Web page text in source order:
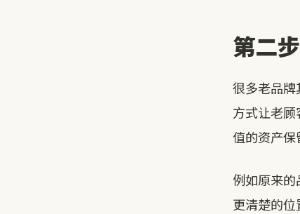
第二
很多老品
方式让老
值的资产保
例如原来
更清楚的